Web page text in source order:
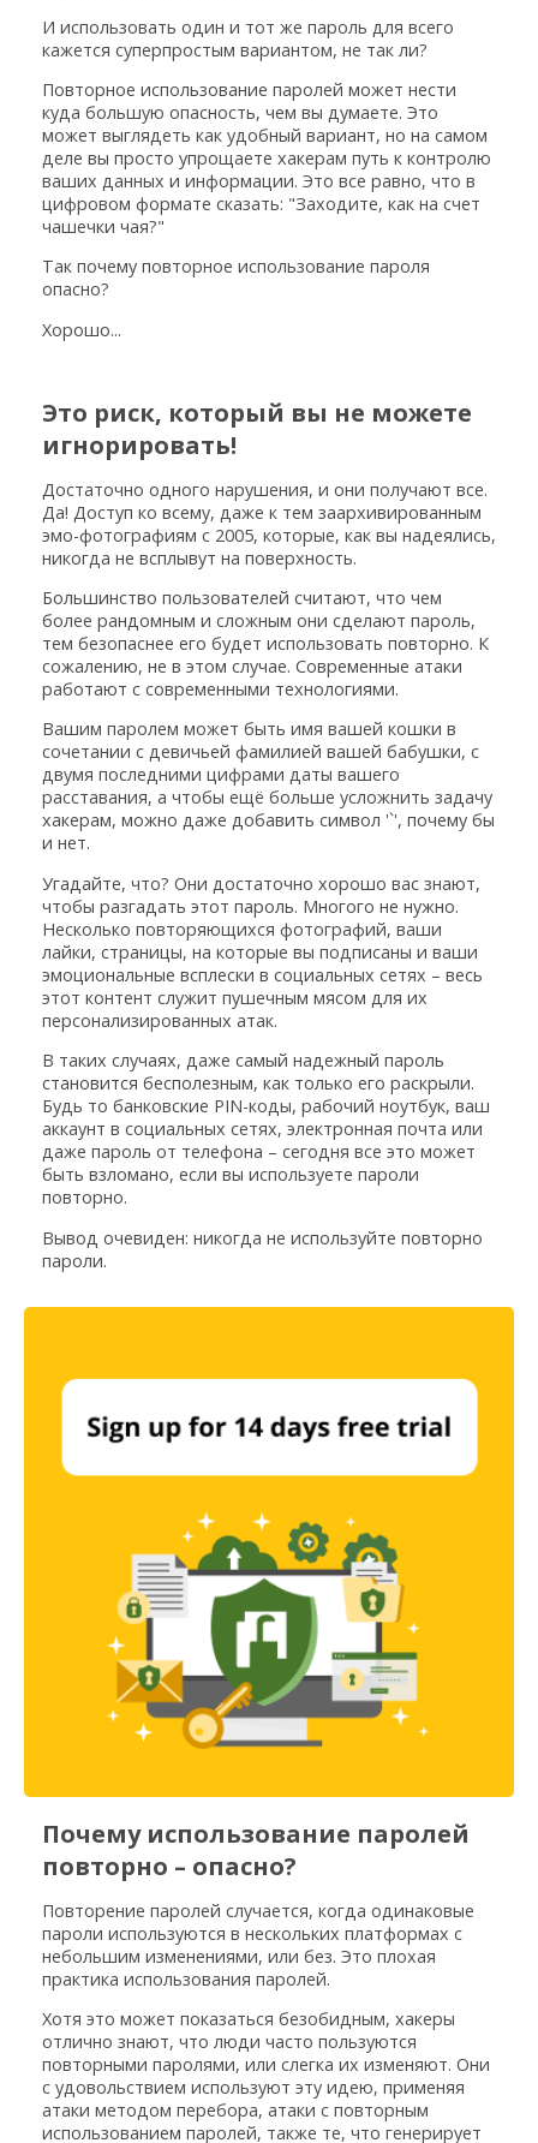
И использовать один и тот же пароль для всего
кажется суперпростым вариантом, не так ли?
Повторное использование паролей может нести
куда большую опасность, чем вы думаете. Это
может выглядеть как удобный вариант, но на самом
деле вы просто упрощаете хакерам путь к контролю
ваших данных и информации. Это все равно, что в
цифровом формате сказать: "Заходите, как на счет
чашечки чая?"
Так почему повторное использование пароля
опасно?
Хорошо...
Это риск, который вы не можете
игнорировать!
Достаточно одного нарушения, и они получают все.
Да! Доступ ко всему, даже к тем заархивированным
эмо-фотографиям с 2005, которые, как вы надеялись,
никогда не всплывут на поверхность.
Большинство пользователей считают, что чем
более рандомным и сложным они сделают пароль,
тем безопаснее его будет использовать повторно. К
сожалению, не в этом случае. Современные атаки
работают с современными технологиями.
Вашим паролем может быть имя вашей кошки в
сочетании с девичьей фамилией вашей бабушки, с
двумя последними цифрами даты вашего
расставания, а чтобы ещё больше усложнить задачу
хакерам, можно даже добавить символ '`', почему бы
и нет.
Угадайте, что? Они достаточно хорошо вас знают,
чтобы разгадать этот пароль. Многого не нужно.
Несколько повторяющихся фотографий, ваши
лайки, страницы, на которые вы подписаны и ваши
эмоциональные всплески в социальных сетях – весь
этот контент служит пушечным мясом для их
персонализированных атак.
В таких случаях, даже самый надежный пароль
становится бесполезным, как только его раскрыли.
Будь то банковские PIN-коды, рабочий ноутбук, ваш
аккаунт в социальных сетях, электронная почта или
даже пароль от телефона – сегодня все это может
быть взломано, если вы используете пароли
повторно.
Вывод очевиден: никогда не используйте повторно
пароли.
Почему использование паролей
повторно – опасно?
Повторение паролей случается, когда одинаковые
пароли используются в нескольких платформах с
небольшим изменениями, или без. Это плохая
практика использования паролей.
Хотя это может показаться безобидным, хакеры
отлично знают, что люди часто пользуются
повторными паролями, или слегка их изменяют. Они
с удовольствием используют эту идею, применяя
атаки методом перебора, атаки с повторным
использованием паролей, также те, что генерирует